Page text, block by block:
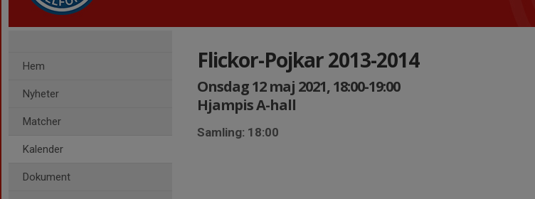
Hem
Nyheter
Matcher
Kalender
Dokument
Flickor-Pojkar 2013-2014
Onsdag 12 maj 2021, 18:00-19:00
Hjampis A-hall
Samling: 18:00